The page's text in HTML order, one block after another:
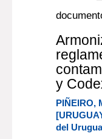
y
PIÑEIRO,
del